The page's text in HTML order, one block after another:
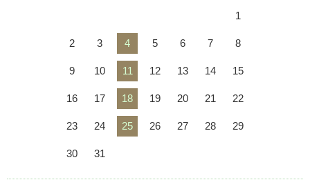
1
2 3 4 5 6 7 8
9 10 11 12 13 14 15
16 17 18 19 20 21 22
23 24 25 26 27 28 29
30 31